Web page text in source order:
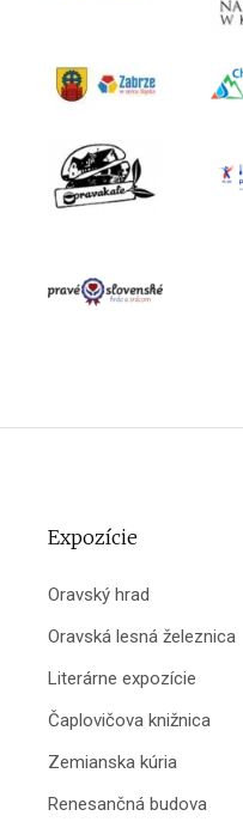
Expozície
Oravský hrad
Oravská lesná železnica
Literárne expozície
Čaplovičova knižnica
Zemianska kúria
Renesančná budova